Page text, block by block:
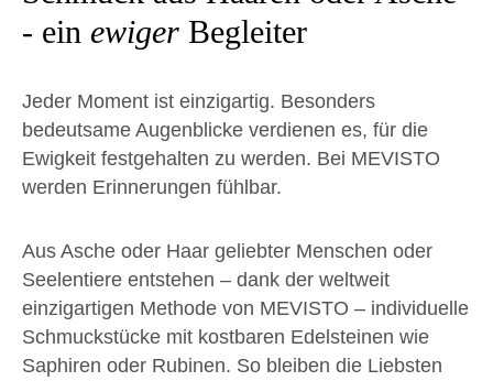
- ein ewiger Begleiter
Jeder Moment ist einzigartig. Besonders
bedeutsame Augenblicke verdienen es, für die
Ewigkeit festgehalten zu werden. Bei MEVISTO
werden Erinnerungen fühlbar.
Aus Asche oder Haar geliebter Menschen oder
Seelentiere entstehen – dank der weltweit
einzigartigen Methode von MEVISTO – individuelle
Schmuckstücke mit kostbaren Edelsteinen wie
Saphiren oder Rubinen. So bleiben die Liebsten